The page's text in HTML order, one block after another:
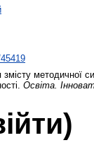
методичної
Освіта.